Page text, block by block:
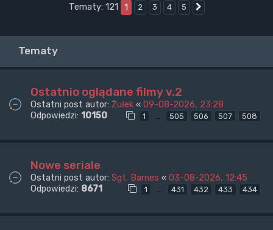
Tematy: 121
1 2 3 4 5
Tematy
Ostatnio oglądane filmy v.2
Ostatni post autor: Żułek « 09-08-2026, 23:28
Odpowiedzi: 10150 1 … 505 506 507 508
Nowe seriale
Ostatni post autor: Sgt. Barnes « 03-08-2026, 12:45
Odpowiedzi: 8671 1 … 431 432 433 434